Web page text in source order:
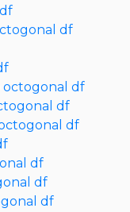
df
octogonal df
df
df
df
df
df